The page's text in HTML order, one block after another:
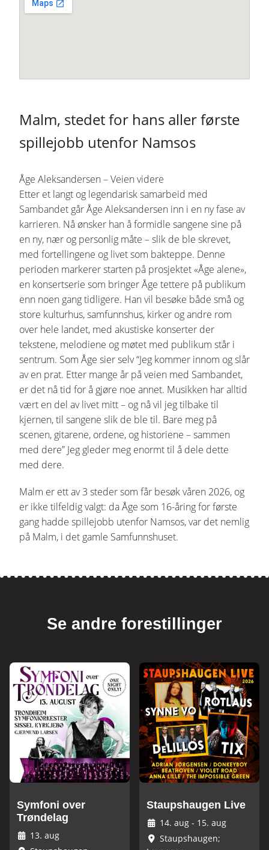
Malm, stedet for hans aller første
spillejobb utenfor Namsos
Åge Aleksandersen – Veien videre
Etter et langt og legendarisk samarbeid med
Sambandet går Åge Aleksandersen inn i en ny fase av
karrieren. Nå ønsker han å formidle sangene sine på
en ny, nær og personlig måte – slik de ble skrevet,
med fortellingene og livet som bakteppe. Denne
perioden markerer starten på prosjektet «Åge alene»,
en konsertserie som bringer Åge tettere på publikum
enn noen gang tidligere. Han vil besøke både små og
store kulturhus, samfunnshus, kirker og andre rom
over hele landet, med akustiske konserter der
tekstene, melodiene og møtet med publikum står i
sentrum. Som Åge sier selv “Jeg kommer innom og slår
av en prat. Etter mange år på veien med Sambandet,
er det nå tid for å gjøre noe annet. Musikken har alltid
vært en del av livet mitt – og nå vil jeg tilbake til
kjernen, til sangene slik de ble til. Bare meg på
scenen, gitarene, ordene, og historiene – sammen
med dere” Jeg gleder meg enormt til å dele dette
med dere.
Malm er ett av 3 steder som får besøk våren 2026, og
er ikke tilfeldig valgt: da Åge som 16-åring for første
gang hadde spillejobb utenfor Namsos, var det nemlig
på Malm, i det gamle Samfunnshuset.
Se andre forestillinger
Symfoni over
Trøndelag
13. aug
Staupshaugen Live
14. aug - 15. aug
Staupshaugen;